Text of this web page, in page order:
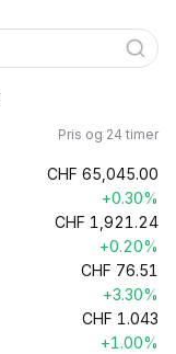
Pris og 24 timer
CHF 65,045.00
+0.30%
CHF 1,921.24
+0.20%
CHF 76.51
+3.30%
CHF 1.043
+1.00%